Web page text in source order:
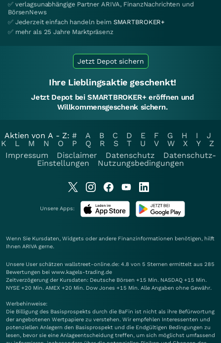
✅ verlagsunabhängige Partner ARIVA, FinanzNachrichten und
BörsenNews
✅ Jederzeit einfach handeln beim SMARTBROKER+
✅ mehr als 25 Jahre Marktpräsenz
Jetzt Depot sichern
Ihre Lieblingsaktie geschenkt!
Jetzt Depot bei SMARTBROKER+ eröffnen und
Willkommensgeschenk sichern.
Aktien von A - Z: # A B C D E F G H I
J
K
L M N O P Q R S T U V W X Y
Z
Impressum
Disclaimer Datenschutz
Datenschutz-
Einstellungen
Nutzungsbedingungen
Unsere Apps:
Wenn Sie Kursdaten, Widgets oder andere Finanzinformationen benötigen, hilft
Ihnen ARIVA gerne.
Unsere User schätzen wallstreet-online.de: 4.8 von 5 Sternen ermittelt aus 285
Bewertungen bei www.kagels-trading.de
Zeitverzögerung der Kursdaten: Deutsche Börsen +15 Min. NASDAQ +15 Min.
NYSE +20 Min. AMEX +20 Min. Dow Jones +15 Min. Alle Angaben ohne Gewähr.
Werbehinweise:
Die Billigung des Basisprospekts durch die BaFin ist nicht als ihre Befürwortung
der angebotenen Wertpapiere zu verstehen. Wir empfehlen Interessenten und
potenziellen Anlegern den Basisprospekt und die Endgültigen Bedingungen zu
lesen, bevor sie eine Anlageentscheidung treffen, um sich möglichst umfassend